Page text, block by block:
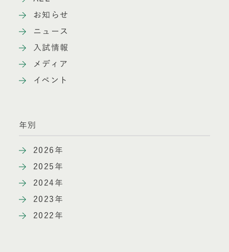
お知らせ
ニュース
入試情報
メディア
イベント
年別
2026年
2025年
2024年
2023年
2022年